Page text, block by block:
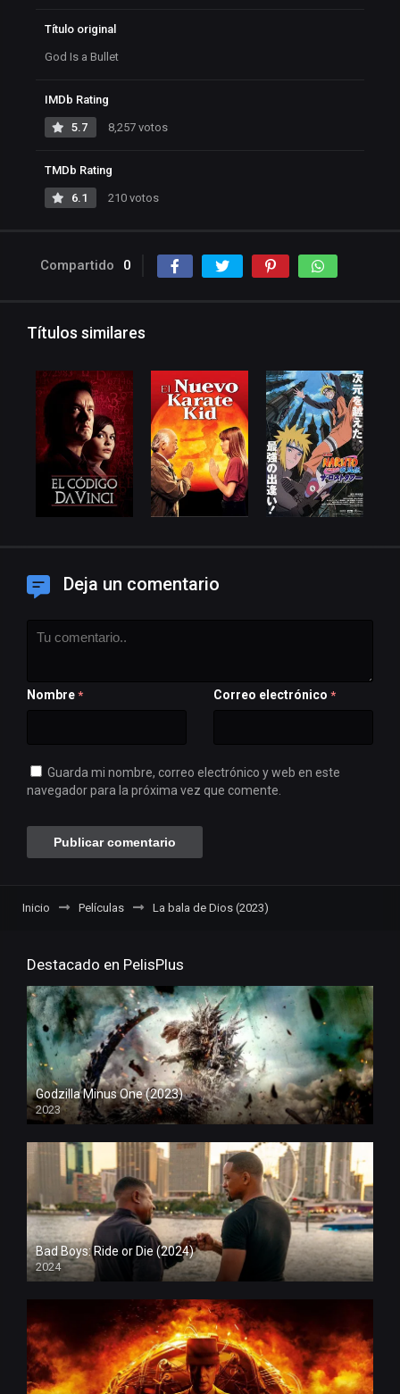
Título original
God Is a Bullet
IMDb Rating
5.7 8,257 votos
TMDb Rating
6.1 210 votos
Compartido 0
Títulos similares
Deja un comentario
Nombre * Correo electrónico *
Guarda mi nombre, correo electrónico y web en este
navegador para la próxima vez que comente.
Inicio Películas La bala de Dios (2023)
Destacado en PelisPlus
Godzilla Minus One (2023)
2023
Bad Boys: Ride or Die (2024)
2024